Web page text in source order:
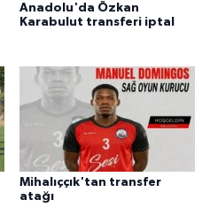
Anadolu'da Özkan
Karabulut transferi iptal
Mihalıççık'tan transfer
atağı